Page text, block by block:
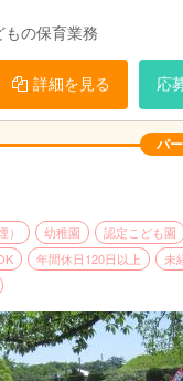
の保育業務
詳細を見る 応
パ
幼稚園
認定こども園
年間休日120日以上
未